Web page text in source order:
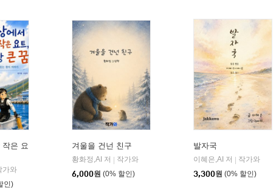
작은 요
가와
인)
겨울을 건넌 친구
황화정,AI 저
작가와
6,000원 (0% 할인)
발자국
이혜은,AI 저
작가와
3,300원 (0% 할인)